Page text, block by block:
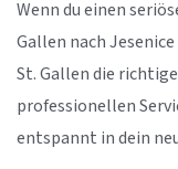
Wenn du einen
Gallen nach
St. Gallen die
professionellen
entspannt in dein